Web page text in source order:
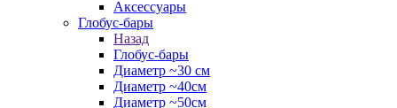
Аксессуары
Глобус-бары
Назад
Глобус-бары
Диаметр ~30 см
Диаметр ~40см
Диаметр ~50см